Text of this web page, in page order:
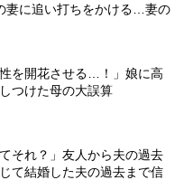
妻に追い打ちをかける…妻の
性を開花させる…！」娘に高
つけた母の大誤算
それ？」友人から夫の過去
て結婚した夫の過去まで信